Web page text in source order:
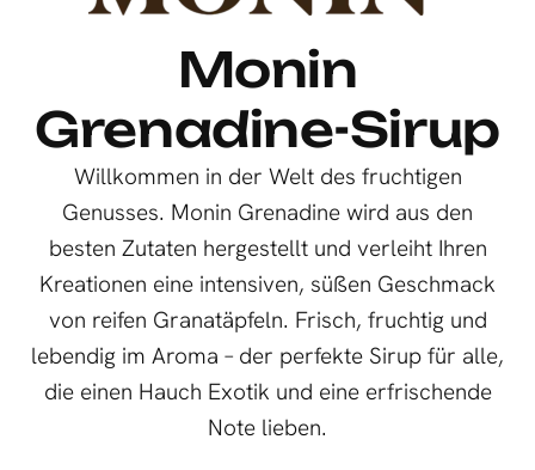
Monin
Grenadine-Sirup
Willkommen in der Welt des fruchtigen
Genusses. Monin Grenadine wird aus den
besten Zutaten hergestellt und verleiht Ihren
Kreationen eine intensiven, süßen Geschmack
von reifen Granatäpfeln. Frisch, fruchtig und
lebendig im Aroma – der perfekte Sirup für alle,
die einen Hauch Exotik und eine erfrischende
Note lieben.